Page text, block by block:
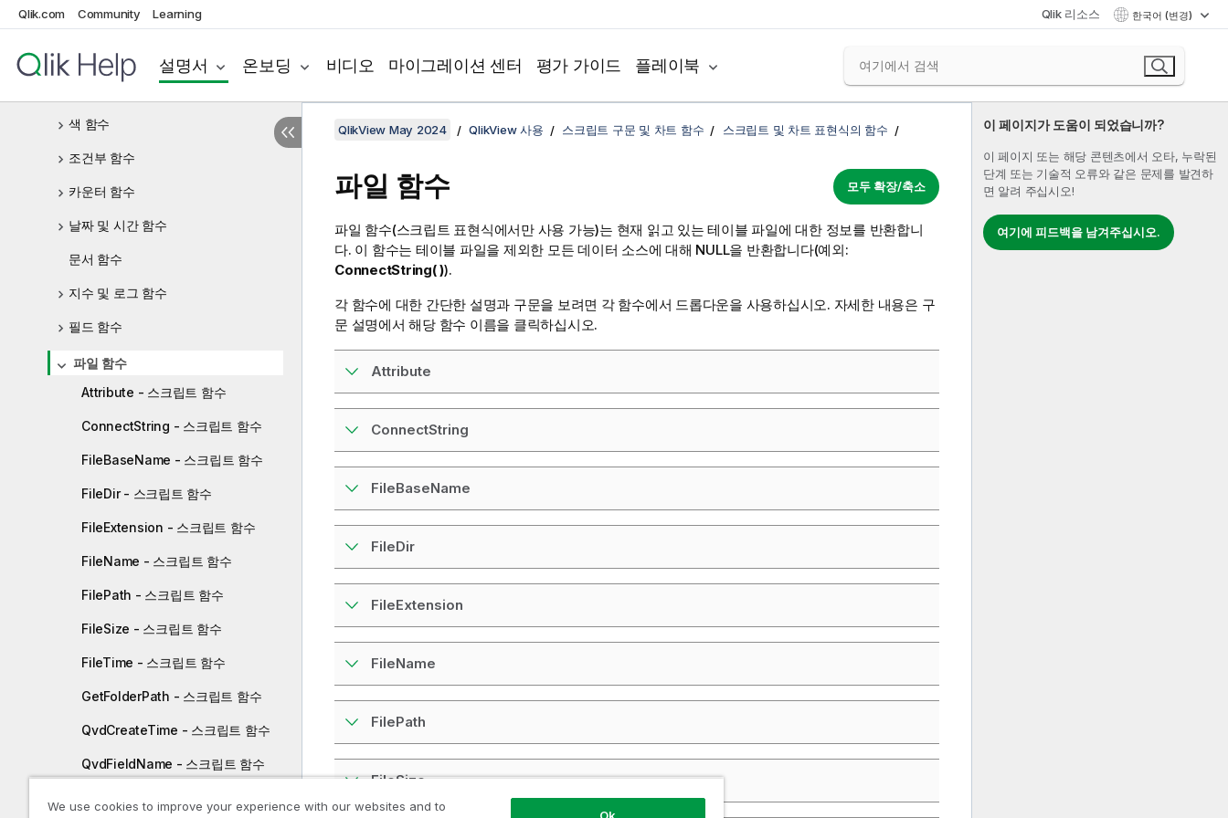
Qlik.com Community Learning Qlik 리소스 한국어 (변경)
설명서 온보딩 비디오 마이그레이션 센터 평가 가이드 플레이북
집계 함수
Aggr
색 함수
조건부 함수
카운터 함수
날짜 및 시간 함수
문서 함수
지수 및 로그 함수
필드 함수
파일 함수
Attribute - 스크립트 함수
ConnectString - 스크립트 함수
FileBaseName - 스크립트 함수
FileDir - 스크립트 함수
FileExtension - 스크립트 함수
FileName - 스크립트 함수
FilePath - 스크립트 함수
FileSize - 스크립트 함수
FileTime - 스크립트 함수
GetFolderPath - 스크립트 함수
QvdCreateTime - 스크립트 함수
QvdFieldName - 스크립트 함수
이 페이지가 도움이 되었습니까?
이 페이지 또는 해당 콘텐츠에서 오타, 누락된
단계 또는 기술적 오류와 같은 문제를 발견하
면 알려 주십시오!
여기에 피드백을 남겨주십시오.
QlikView May 2024 QlikView 사용 스크립트 구문 및 차트 함수 스크립트 및 차트 표현식의 함수
모두 확장/축소
파일 함수
파일 함수(스크립트 표현식에서만 사용 가능)는 현재 읽고 있는 테이블 파일에 대한 정보를 반환합니
다. 이 함수는 테이블 파일을 제외한 모든 데이터 소스에 대해 NULL을 반환합니다(예외:
ConnectString( )).
각 함수에 대한 간단한 설명과 구문을 보려면 각 함수에서 드롭다운을 사용하십시오. 자세한 내용은 구
문 설명에서 해당 함수 이름을 클릭하십시오.
Attribute
ConnectString
FileBaseName
FileDir
FileExtension
FileName
FilePath
FileSize
We use cookies to improve your experience with our websites and to